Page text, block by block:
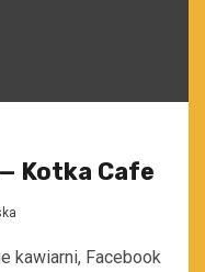
Kotka Cafe
kawiarni, Facebook